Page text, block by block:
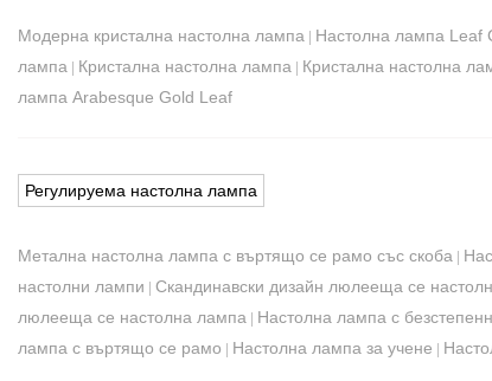
Модерна кристална настолна лампа | Настолна лампа Leaf
лампа | Кристална настолна лампа | Кристална настолна
лампа Arabesque Gold Leaf
Регулируема настолна лампа
Метална настолна лампа с въртящо се рамо със скоба |
настолни лампи | Скандинавски дизайн люлееща се
люлееща се настолна лампа | Настолна лампа с
лампа с въртящо се рамо | Настолна лампа за учене |